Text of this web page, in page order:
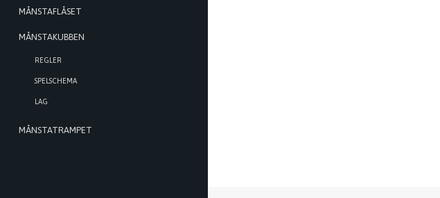
MÅNSTAFLÅSET
MÅNSTAKUBBEN
REGLER
SPELSCHEMA
LAG
MÅNSTATRAMPET